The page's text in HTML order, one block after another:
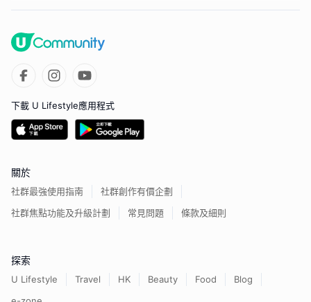
下載 U Lifestyle應用程式
關於
社群最強使用指南
社群創作有價企劃
社群焦點功能及升級計劃
常見問題 條款及細則
探索
U Lifestyle Travel HK Beauty Food
Blog